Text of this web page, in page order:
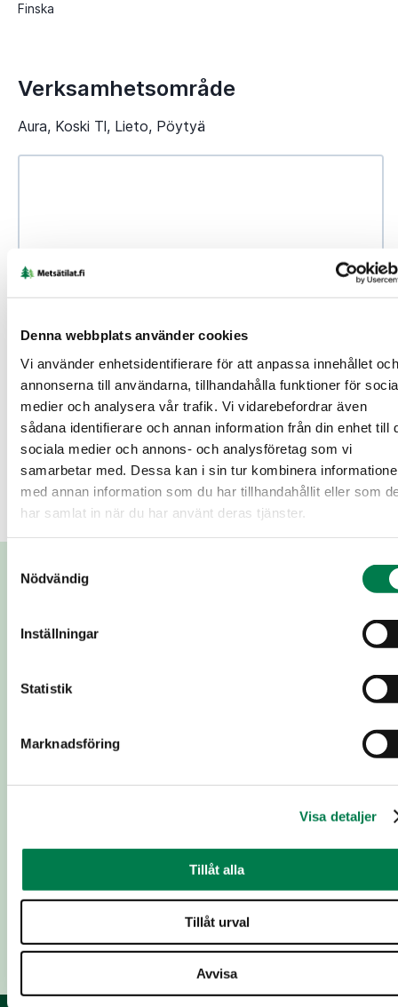
Denna webbplats använder cookies
Vi använder enhetsidentifierare för att anpassa innehållet och
annonserna till användarna, tillhandahålla funktioner för
medier och analysera vår trafik. Vi vidarebefordrar även
sådana identifierare och annan information från din enhet till
sociala medier och annons- och analysföretag som vi
samarbetar med. Dessa kan i sin tur kombinera
med annan information som du har tillhandahållit eller som
har samlat in när du har använt deras tjänster.
Nödvändig
Inställningar
Statistik
Marknadsföring
Visa detaljer
Tillåt alla
Tillåt urval
Avvisa
Finska
Verksamhetsområde
Aura, Koski Tl, Lieto, Pöytyä
Use Ctrl + scroll to zoom the map
Use two fingers to move the map
Ämne *